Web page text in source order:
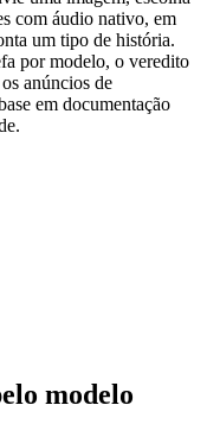
com áudio nativo, em
um tipo de história.
por modelo, o veredito
anúncios de
em documentação
modelo